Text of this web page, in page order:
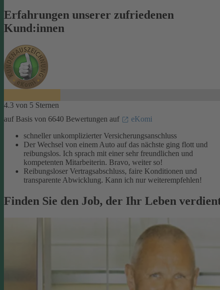
Erfahrungen unserer zufriedenen
Kund:innen
4.3 von 5 Sternen
auf Basis von 6640 Bewertungen auf
eKomi
schneller unkomplizierter Versicherungsanschluss
Der Wechsel von einem Auto auf das nächste ging flott und
reibungslos. Ich sprach mit einer sehr freundlichen und
kompetenten Mitarbeiterin. Bravo, weiter so!
Reibungsloser Vertragsabschluss, faire Konditionen und
transparente Abwicklung. Kann ich nur weiterempfehlen!
Finden Sie den Job, der Ihr Leben